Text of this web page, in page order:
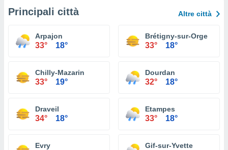
Principali città Altre città
Arpajon
33° 18°
Brétigny-sur-Orge
33° 18°
Chilly-Mazarin
33° 19°
Dourdan
32° 18°
Draveil
34° 18°
Etampes
33° 18°
Evry Gif-sur-Yvette